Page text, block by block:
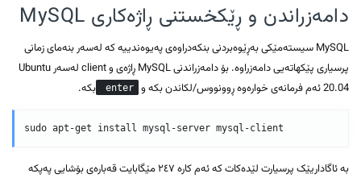
دامەزراندن و ڕێکخستنی ڕاژەکاری MySQL
MySQL سیستەمێکی بەڕێوەبردنی بنکەدراوەی پەیوەندییە کە لەسەر بنەمای زمانی
پرسیاری پێکهاتەیی دامەزراوە. بۆ دامەزراندنی MySQL ڕاژەی و client لەسەر Ubuntu
20.04 ئەم فرمانەی خوارەوە ڕوونووس/لکاندن بکە و
enter بکە.
بە ئاگاداریێک پرسیارت لێدەکات کە ئەم کارە ٢٤٧ مێگابایت قەبارەی بۆشایی پەپکە